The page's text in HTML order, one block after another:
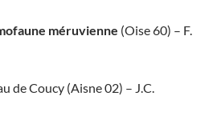
méruvienne (Oise 60) – F.
de Coucy (Aisne 02) – J.C.